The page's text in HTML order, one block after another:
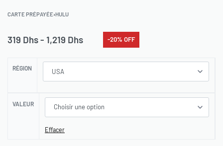
CARTE PRÉPAYÉE›HULU
319 Dhs 1,219 Dhs -20% OFF
RÉGION
VALEUR
Effacer